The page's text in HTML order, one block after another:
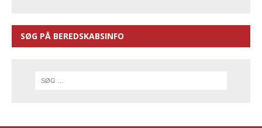
SØG PÅ BEREDSKABSINFO